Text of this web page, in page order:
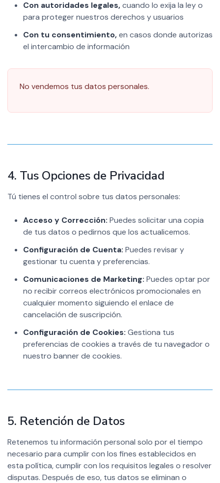
Con autoridades legales,cuando lo exija la ley o
para proteger nuestros derechos y usuarios
Con tu consentimiento,en casos donde autorizas
el intercambio de información
No vendemos tus datos personales.
4. Tus Opciones de Privacidad
Tú tienes el control sobre tus datos personales:
Acceso y Corrección: Puedes solicitar una copia
de tus datos o pedirnos que los actualicemos.
Configuración de Cuenta: Puedes revisar y
gestionar tu cuenta y preferencias.
Comunicaciones de Marketing: Puedes optar por
no recibir correos electrónicos promocionales en
cualquier momento siguiendo el enlace de
cancelación de suscripción.
Configuración de Cookies: Gestiona tus
preferencias de cookies a través de tu navegador o
nuestro banner de cookies.
5. Retención de Datos
Retenemos tu información personal solo por el tiempo
necesario para cumplir con los fines establecidos en
esta política, cumplir con los requisitos legales o resolver
disputas. Después de eso, tus datos se eliminan o